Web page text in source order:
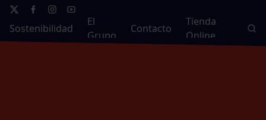
Sostenibilidad
El
Grupo
Contacto
Tienda
Online